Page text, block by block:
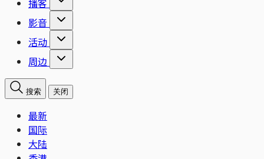
播客
影音
活动
周边
搜索 关闭
最新
国际
大陆